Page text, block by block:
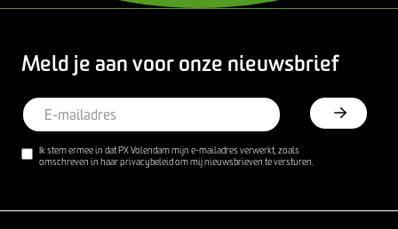
Meld je aan voor onze nieuwsbrief
Ik stem ermee in dat PX Volendam mijn e-mailadres verwerkt, zoals
omschreven in haar privacybeleid om mij nieuwsbrieven te versturen.